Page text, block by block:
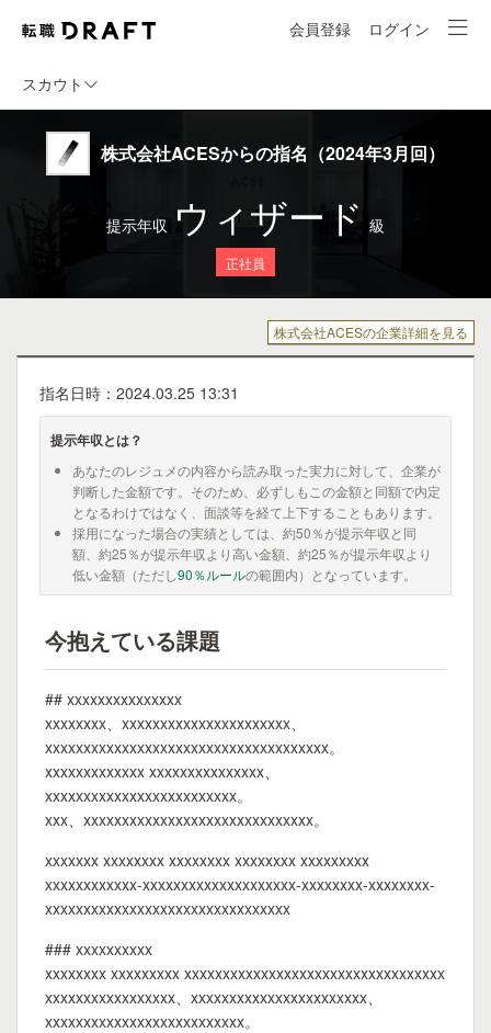
会員登録 ログイン
スカウト
株式会社ACESからの指名（2024年3月回）
提示年収 ウィザード 級
正社員
株式会社ACESの企業詳細を見る
指名日時：2024.03.25 13:31
提示年収とは？
あなたのレジュメの内容から読み取った実力に対して、企業が
判断した金額です。そのため、必ずしもこの金額と同額で内定
となるわけではなく、面談等を経て上下することもあります。
採用になった場合の実績としては、約50％が提示年収と同
額、約25％が提示年収より高い金額、約25％が提示年収より
低い金額（ただし90％ルールの範囲内）となっています。
今抱えている課題
## xxxxxxxxxxxxxxx
xxxxxxxx、xxxxxxxxxxxxxxxxxxxxxx、
xxxxxxxxxxxxxxxxxxxxxxxxxxxxxxxxxxxxx。
xxxxxxxxxxxxx xxxxxxxxxxxxxxx、
xxxxxxxxxxxxxxxxxxxxxxxxx。
xxx、xxxxxxxxxxxxxxxxxxxxxxxxxxxxxx。
xxxxxxx xxxxxxxx xxxxxxxx xxxxxxxx xxxxxxxxx
xxxxxxxxxxxx-xxxxxxxxxxxxxxxxxxxx-xxxxxxxx-xxxxxxxx-
xxxxxxxxxxxxxxxxxxxxxxxxxxxxxxxx
### xxxxxxxxxx
xxxxxxxx xxxxxxxxx xxxxxxxxxxxxxxxxxxxxxxxxxxxxxxxxxx
xxxxxxxxxxxxxxxxx、xxxxxxxxxxxxxxxxxxxxxxx、
xxxxxxxxxxxxxxxxxxxxxxxxxx。